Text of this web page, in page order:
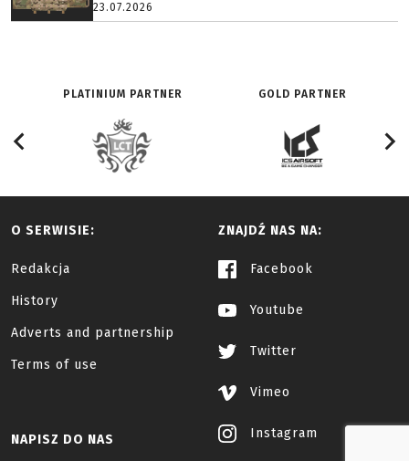
23.07.2026
PLATINIUM PARTNER GOLD PARTNER
O SERWISIE:
Redakcja
History
Adverts and partnership
Terms of use
ZNAJDŹ NAS NA:
Facebook
Youtube
Twitter
Vimeo
Instagram
NAPISZ DO NAS